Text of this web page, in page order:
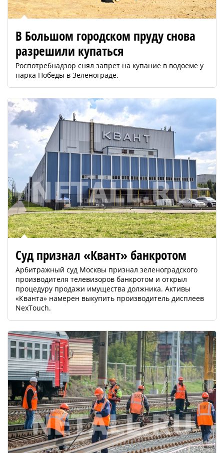
В Большом городском пруду снова
разрешили купаться
Роспотребнадзор снял запрет на купание в водоеме у
парка Победы в Зеленограде.
Суд признал «Квант» банкротом
Арбитражный суд Москвы признал зеленоградского
производителя телевизоров банкротом и открыл
процедуру продажи имущества должника. Активы
«Кванта» намерен выкупить производитель дисплеев
NexTouch.